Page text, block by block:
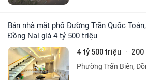
Bán nhà mặt phố Đường Trần Quốc Toản, An Bình, Biên Hòa,
Đồng Nai giá 4 tỷ 500 triệu
4 tỷ 500 triệu · 200
Phường Trấn Biên,